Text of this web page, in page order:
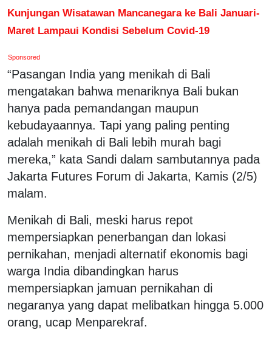
Kunjungan Wisatawan Mancanegara ke Bali Januari-
Maret Lampaui Kondisi Sebelum Covid-19
Sponsored
“Pasangan India yang menikah di Bali
mengatakan bahwa menariknya Bali bukan
hanya pada pemandangan maupun
kebudayaannya. Tapi yang paling penting
adalah menikah di Bali lebih murah bagi
mereka,” kata Sandi dalam sambutannya pada
Jakarta Futures Forum di Jakarta, Kamis (2/5)
malam.
Menikah di Bali, meski harus repot
mempersiapkan penerbangan dan lokasi
pernikahan, menjadi alternatif ekonomis bagi
warga India dibandingkan harus
mempersiapkan jamuan pernikahan di
negaranya yang dapat melibatkan hingga 5.000
orang, ucap Menparekraf.